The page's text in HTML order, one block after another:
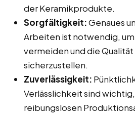
der Keramikprodukte.
Sorgfältigkeit:Genaues
Arbeiten ist notwendig, um
vermeiden und die
sicherzustellen.
Zuverlässigkeit:
Verlässlichkeit sind
reibungslosen